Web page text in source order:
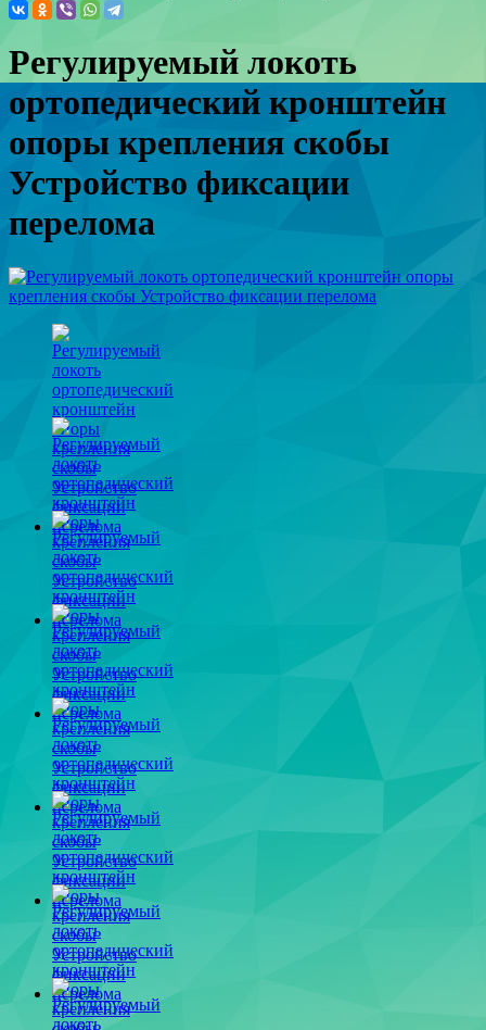
Регулируемый локоть
ортопедический кронштейн
опоры крепления скобы
Устройство фиксации
перелома